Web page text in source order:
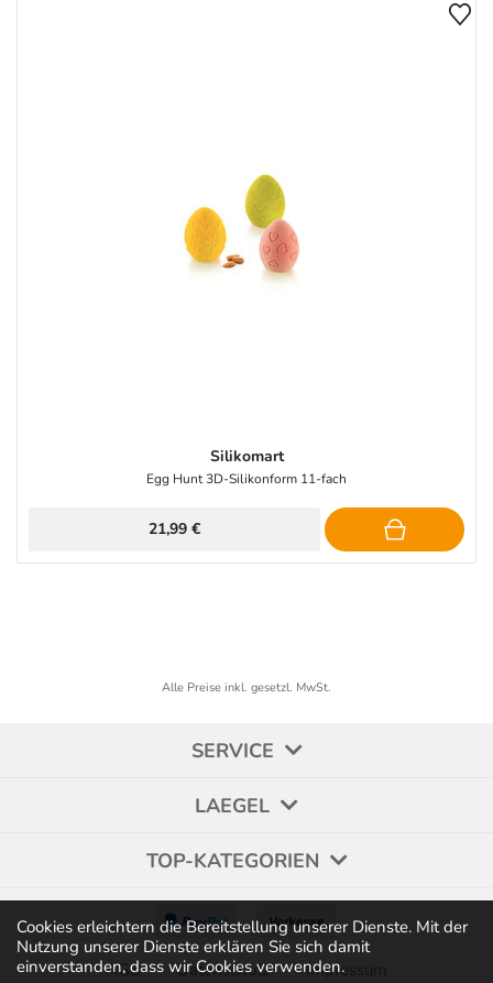
Cookies erleichtern die Bereitstellung unserer Dienste. Mit der
Nutzung unserer Dienste erklären Sie sich damit
einverstanden, dass wir Cookies verwenden.
Silikomart
Egg Hunt 3D-Silikonform 11-fach
21,99 €
Alle Preise inkl. gesetzl. MwSt.
SERVICE
LAEGEL
TOP-KATEGORIEN
AGB Datenschutz Impressum